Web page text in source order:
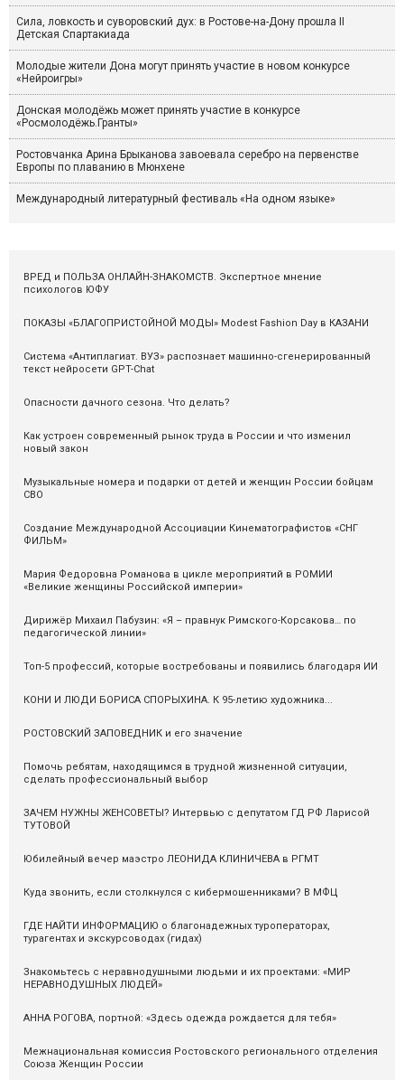
Сила, ловкость и суворовский дух: в Ростове-на-Дону прошла II
Детская Спартакиада
Молодые жители Дона могут принять участие в новом конкурсе
«Нейроигры»
Донская молодёжь может принять участие в конкурсе
«Росмолодёжь.Гранты»
Ростовчанка Арина Брыканова завоевала серебро на первенстве
Европы по плаванию в Мюнхене
Международный литературный фестиваль «На одном языке»
ВРЕД и ПОЛЬЗА ОНЛАЙН-ЗНАКОМСТВ. Экспертное мнение
психологов ЮФУ
ПОКАЗЫ «БЛАГОПРИСТОЙНОЙ МОДЫ» Modest Fashion Day в КАЗАНИ
Система «Антиплагиат. ВУЗ» распознаeт машинно-сгенерированный
текст нейросети GPT-Chat
Опасности дачного сезона. Что делать?
Как устроен современный рынок труда в России и что изменил
новый закон
Музыкальные номера и подарки от детей и женщин России бойцам
СВО
Cоздание Международной Ассоциации Кинематографистов «СНГ
ФИЛЬМ»
Мария Федоровна Романова в цикле мероприятий в РОМИИ
«Великие женщины Российской империи»
Дирижёр Михаил Пабузин: «Я – правнук Римского-Корсакова… по
педагогической линии»
Топ-5 профессий, которые востребованы и появились благодаря ИИ
КОНИ И ЛЮДИ БОРИСА СПОРЫХИНА. К 95-летию художника...
РОСТОВСКИЙ ЗАПОВЕДНИК и его значение
Помочь ребятам, находящимся в трудной жизненной ситуации,
сделать профессиональный выбор
ЗАЧЕМ НУЖНЫ ЖЕНСОВЕТЫ? Интервью с депутатом ГД РФ Ларисой
ТУТОВОЙ
Юбилейный вечер маэстро ЛЕОНИДА КЛИНИЧЕВА в РГМТ
Куда звонить, если столкнулся с кибермошенниками? В МФЦ
ГДЕ НАЙТИ ИНФОРМАЦИЮ о благонадежных туроператорах,
турагентах и экскурсоводах (гидах)
Знакомьтесь с неравнодушными людьми и их проектами: «МИР
НЕРАВНОДУШНЫХ ЛЮДЕЙ»
АННА РОГОВА, портной: «Здесь одежда рождается для тебя»
Межнациональная комиссия Ростовского регионального отделения
Союза Женщин России